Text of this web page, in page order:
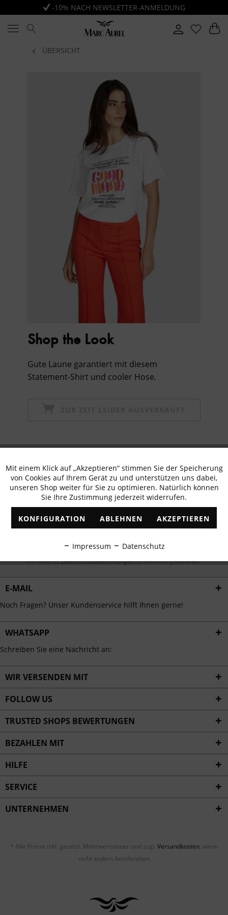
-10% NACH NEWSLETTER-ANMELDUNG
ÜBERSICHT
Shop the Look
Gute Laune garantiert mit diesem
Statement-Shirt und cooler Hose.
erhalten
✓ Exklusive Angebote ✓ Die aktuellsten Trends
ABONNIEREN
Ich habe dieDatenschutzbestimmungenzur Kenntnis genommen.
E-MAIL
Noch Fragen? Unser Kundenservice hilft Ihnen gerne!
WHATSAPP
Schreiben Sie eine Nachricht an:
WIR VERSENDEN MIT
FOLLOW US
TRUSTED SHOPS BEWERTUNGEN
BEZAHLEN MIT
HILFE
SERVICE
UNTERNEHMEN
* Alle Preise inkl. gesetzl. Mehrwertsteuer und zzgl. Versandkosten, wenn
nicht anders beschrieben
Funktionale Aktiv
Marketing Inaktiv
Tracking Inaktiv
Personalisierung Inaktiv
Service
Mit einem Klick auf „Akzeptieren“ stimmen Sie der Speicherung
von Cookies auf Ihrem Gerät zu und unterstützen uns dabei,
unseren Shop weiter für Sie zu optimieren. Natürlich können
Sie Ihre Zustimmung jederzeit widerrufen.
KONFIGURATION ABLEHNEN AKZEPTIEREN
Impressum Datenschutz